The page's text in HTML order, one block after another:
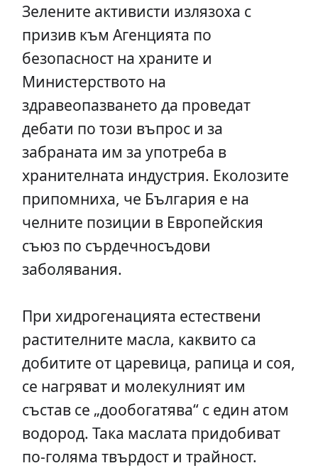
Зелените активисти излязоха с
призив към Агенцията по
безопасност на храните и
Министерството на
здравеопазването да проведат
дебати по този въпрос и за
забраната им за употреба в
хранителната индустрия. Еколозите
припомниха, че България е на
челните позиции в Европейския
съюз по сърдечносъдови
заболявания.
При хидрогенацията естествени
растителните масла, каквито са
добитите от царевица, рапица и соя,
се нагряват и молекулният им
състав се „дообогатява“ с един атом
водород. Така маслата придобиват
по-голяма твърдост и трайност.